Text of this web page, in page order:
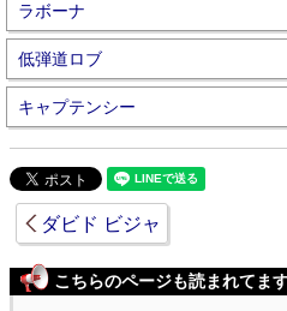
ラボーナ
低弾道ロブ
キャプテンシー
ダビド ビジャ
こちらのページも読まれてま